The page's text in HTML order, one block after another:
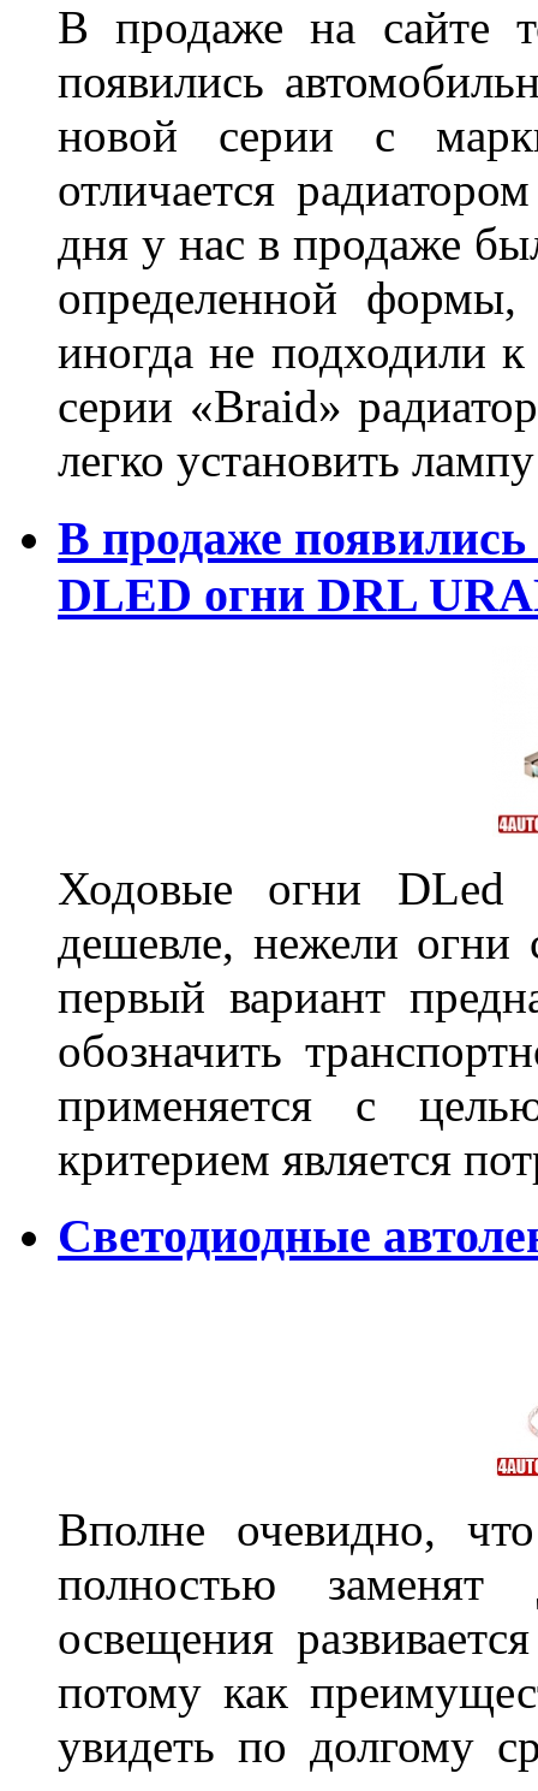
В продаже на сайте
появились
новой серии с
отличается
дня у нас в продаже
определенной
иногда не подходили
серии «Braid»
легко установить
В продаже
DLED огни DRL
Ходовые огни DLed
дешевле, нежели огни
первый вариант
обозначить
применяется с
критерием является
Светодиодные
Вполне очевидно,
полностью
освещения
потому как
увидеть по долгому